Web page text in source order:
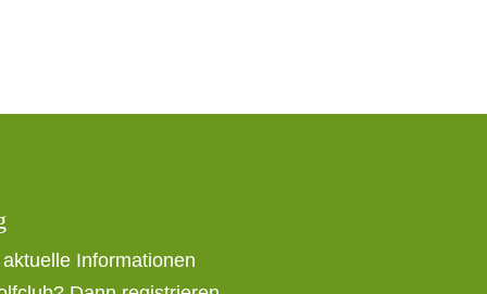
Informationen